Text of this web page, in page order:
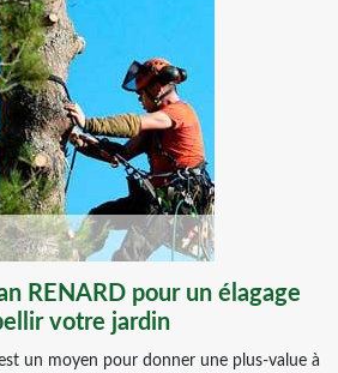
RENARD pour un élagage
votre jardin
un moyen pour donner une plus-value à